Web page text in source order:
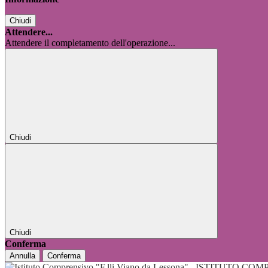
Chiudi
Attendere...
Attendere il completamento dell'operazione...
Chiudi
Chiudi
Conferma
Annulla Conferma